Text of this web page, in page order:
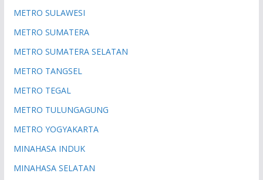
METRO SULAWESI
METRO SUMATERA
METRO SUMATERA SELATAN
METRO TANGSEL
METRO TEGAL
METRO TULUNGAGUNG
METRO YOGYAKARTA
MINAHASA INDUK
MINAHASA SELATAN